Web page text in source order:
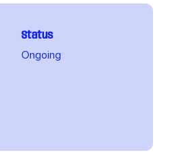
Status
Ongoing